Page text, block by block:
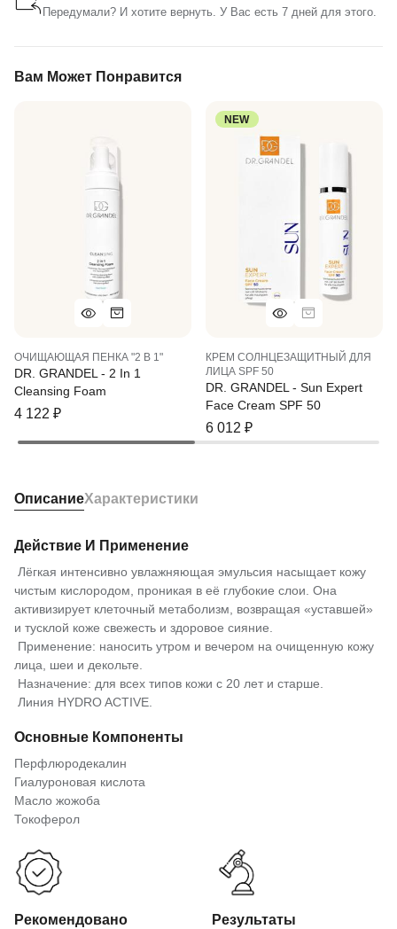
Передумали? И хотите вернуть. У Вас есть 7 дней для этого.
Вам Может Понравится
ОЧИЩАЮЩАЯ ПЕНКА "2 В 1"
DR. GRANDEL - 2 In 1
Cleansing Foam
4 122 ₽
NEW
КРЕМ СОЛНЦЕЗАЩИТНЫЙ ДЛЯ
ЛИЦА SPF 50
DR. GRANDEL - Sun Expert
Face Cream SPF 50
6 012 ₽
ОписаниеХарактеристики
Действие И Применение
Лёгкая интенсивно увлажняющая эмульсия насыщает кожу
чистым кислородом, проникая в её глубокие слои. Она
активизирует клеточный метаболизм, возвращая «уставшей»
и тусклой коже свежесть и здоровое сияние.
Применение: наносить утром и вечером на очищенную кожу
лица, шеи и декольте.
Назначение: для всех типов кожи с 20 лет и старше.
Линия HYDRO ACTIVE.
Основные Компоненты
Перфлюродекалин
Гиалуроновая кислота
Масло жожоба
Токоферол
Рекомендовано Результаты